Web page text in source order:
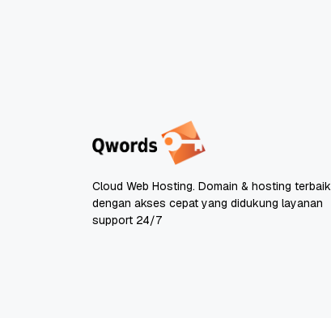
Cloud Web Hosting. Domain & hosting terbaik
dengan akses cepat yang didukung layanan
support 24/7